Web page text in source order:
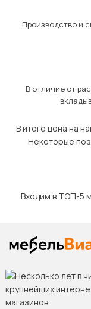
Производство и
В отличие от
В итоге цена на
Некоторые
Входим в ТОП-5